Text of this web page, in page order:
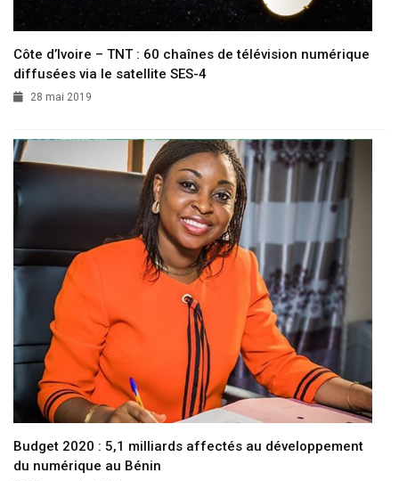
Côte d’Ivoire – TNT : 60 chaînes de télévision numérique
diffusées via le satellite SES-4
28 mai 2019
Budget 2020 : 5,1 milliards affectés au développement
du numérique au Bénin